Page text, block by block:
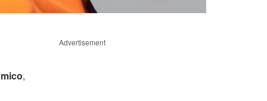
,
Advertisement